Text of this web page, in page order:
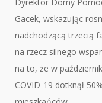
Gacek, wskazując
nadchodzącą trzecią
na rzecz silnego
na to, że w
COVID-19 dotknął